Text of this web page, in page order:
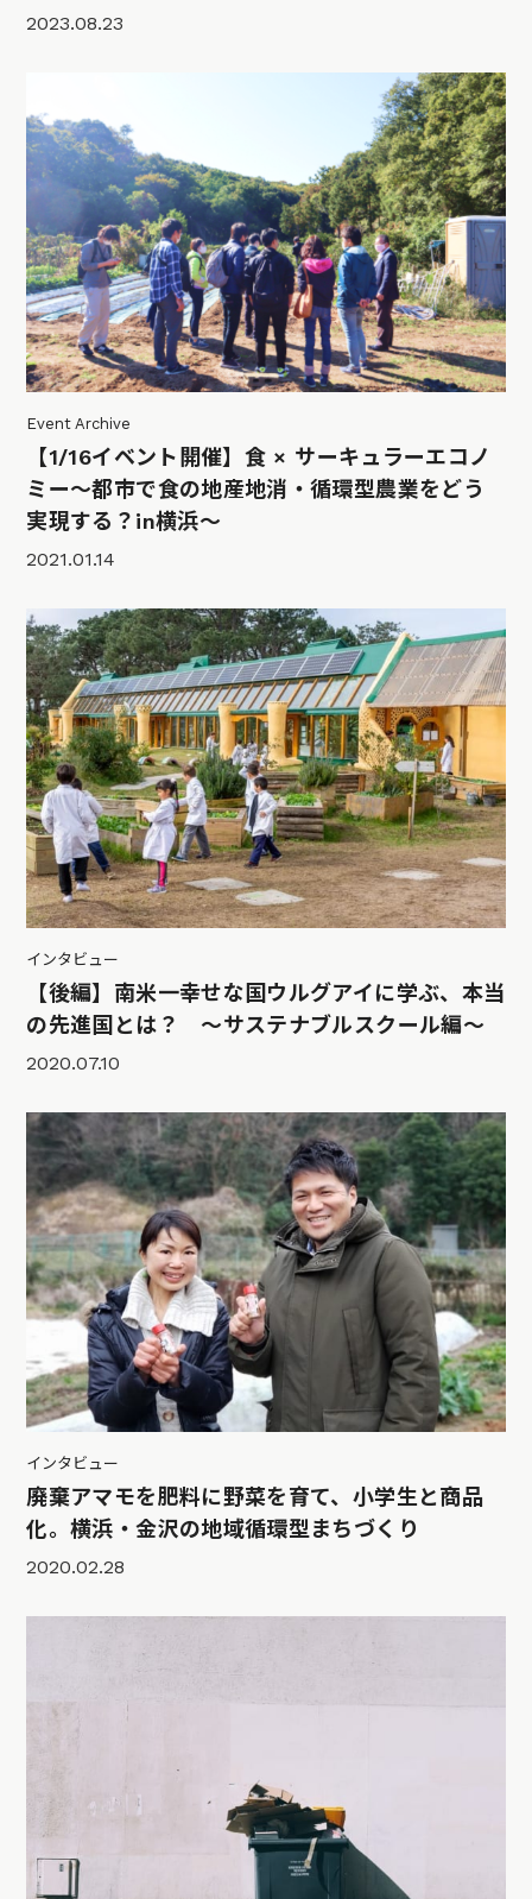
2023.08.23
Event Archive
【1/16イベント開催】食 × サーキュラーエコノ
ミー～都市で食の地産地消・循環型農業をどう
実現する？in横浜〜
2021.01.14
インタビュー
【後編】南米一幸せな国ウルグアイに学ぶ、本当
の先進国とは？ 〜サステナブルスクール編〜
2020.07.10
インタビュー
廃棄アマモを肥料に野菜を育て、小学生と商品
化。横浜・金沢の地域循環型まちづくり
2020.02.28